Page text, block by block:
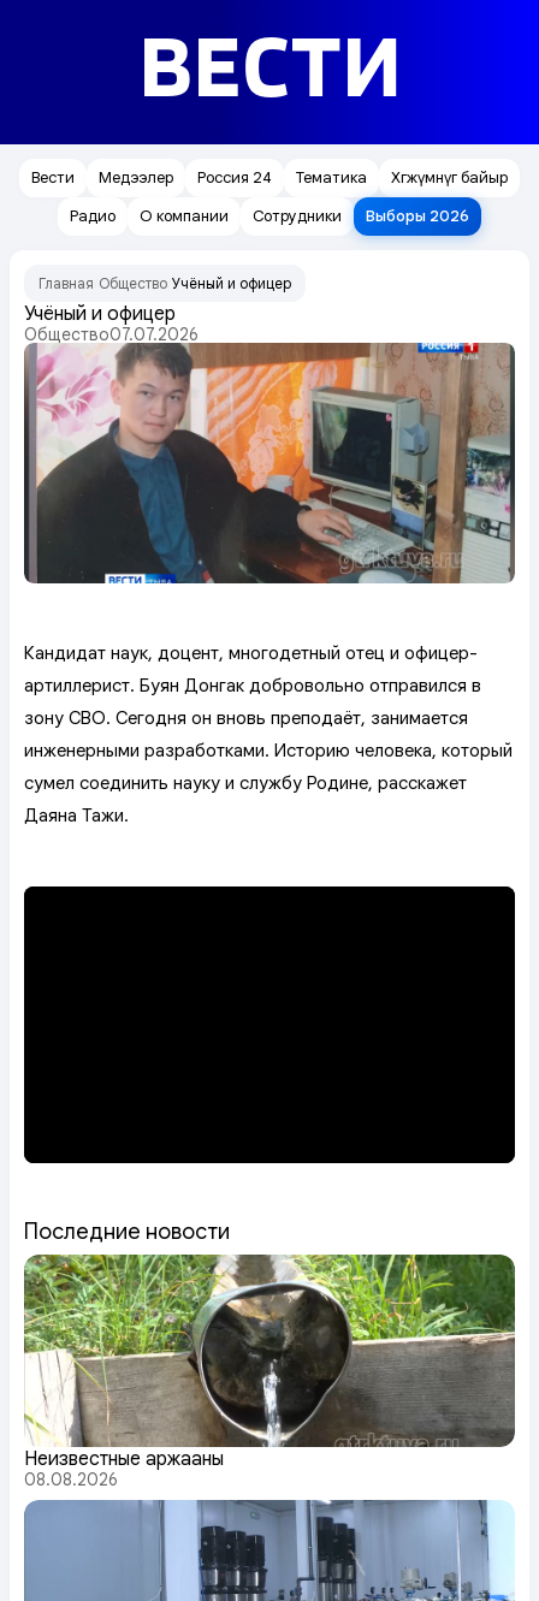
ВЕСТИ
Вести Медээлер Россия 24 Тематика
Хөгжүмнүг байыр
Радио
О компании Сотрудники Выборы 2026
Главная Общество Учёный и офицер
Учёный и офицер
Общество07.07.2026
Кандидат наук, доцент, многодетный отец и офицер-
артиллерист. Буян Донгак добровольно отправился в
зону СВО. Сегодня он вновь преподаёт, занимается
инженерными разработками. Историю человека, который
сумел соединить науку и службу Родине, расскажет
Даяна Тажи.
Последние новости
Неизвестные аржааны
08.08.2026